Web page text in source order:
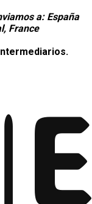
a: España
France